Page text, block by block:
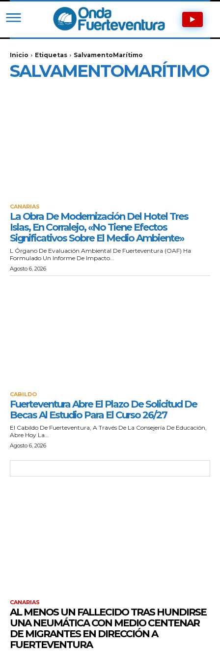
Inicio Etiquetas SalvamentoMarítimo
SALVAMENTOMARÍTIMO
CANARIAS
La Obra De Modernización Del Hotel Tres
Islas, En Corralejo, «no Tiene Efectos
Significativos Sobre El Medio Ambiente»
L Órgano De Evaluación Ambiental De Fuerteventura (OAF) Ha
Formulado Un Informe De Impacto...
Agosto 6, 2026
CABILDO
Fuerteventura Abre El Plazo De Solicitud De
Becas Al Estudio Para El Curso 26/27
El Cabildo De Fuerteventura, A Través De La Consejería De Educación,
Abre Hoy La...
Agosto 6, 2026
CANARIAS
AL MENOS UN FALLECIDO TRAS HUNDIRSE
UNA NEUMÁTICA CON MEDIO CENTENAR
DE MIGRANTES EN DIRECCIÓN A
FUERTEVENTURA